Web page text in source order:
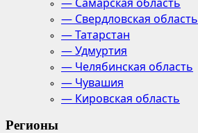
— Свердловская область
— Татарстан
— Удмуртия
— Челябинская область
— Чувашия
— Кировская область
Регионы